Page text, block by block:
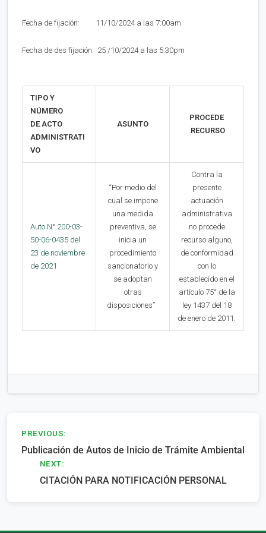
Fecha de fijación: 11/10/2024 a las 7:00am
Fecha de des fijación: 25 /10/2024 a las 5:30pm
TIPO Y
NÚMERO
DE ACTO
ADMINISTRATI
VO
ASUNTO
PROCEDE
RECURSO
Auto N° 200-03-
50-06-0435 del
23 de noviembre
de 2021
“Por medio del
cual se impone
una medida
preventiva, se
inicia un
procedimiento
sancionatorio y
se adoptan
otras
disposiciones”
Contra la
presente
actuación
administrativa
no procede
recurso alguno,
de conformidad
con lo
establecido en el
artículo 75° de la
ley 1437 del 18
de enero de 2011.
Navegación
de
entradas
PREVIOUS:
Publicación de Autos de Inicio de Trámite Ambiental
NEXT:
CITACIÓN PARA NOTIFICACIÓN PERSONAL